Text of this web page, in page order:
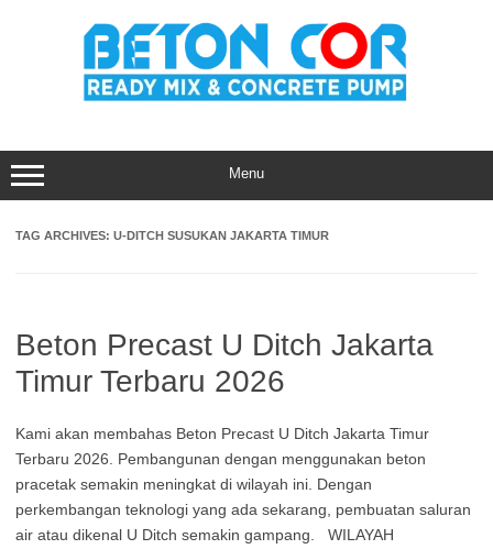
Menu
TAG ARCHIVES: U-DITCH SUSUKAN JAKARTA TIMUR
Beton Precast U Ditch Jakarta
Timur Terbaru 2026
Kami akan membahas Beton Precast U Ditch Jakarta Timur
Terbaru 2026. Pembangunan dengan menggunakan beton
pracetak semakin meningkat di wilayah ini. Dengan
perkembangan teknologi yang ada sekarang, pembuatan saluran
air atau dikenal U Ditch semakin gampang. WILAYAH